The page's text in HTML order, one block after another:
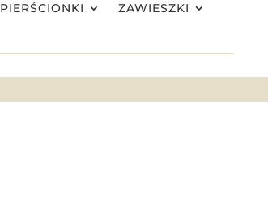
PIERŚCIONKI
ZAWIESZKI